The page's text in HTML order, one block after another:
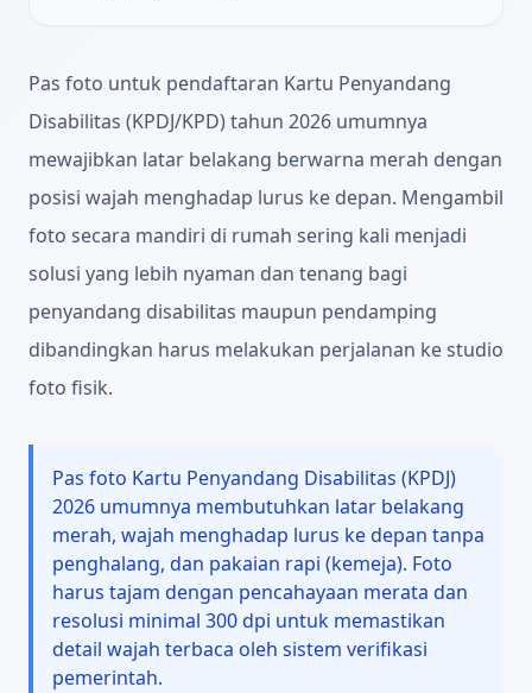
Pas foto untuk pendaftaran Kartu Penyandang
Disabilitas (KPDJ/KPD) tahun 2026 umumnya
mewajibkan latar belakang berwarna merah dengan
posisi wajah menghadap lurus ke depan. Mengambil
foto secara mandiri di rumah sering kali menjadi
solusi yang lebih nyaman dan tenang bagi
penyandang disabilitas maupun pendamping
dibandingkan harus melakukan perjalanan ke studio
foto fisik.
Pas foto Kartu Penyandang Disabilitas (KPDJ)
2026 umumnya membutuhkan latar belakang
merah, wajah menghadap lurus ke depan tanpa
penghalang, dan pakaian rapi (kemeja). Foto
harus tajam dengan pencahayaan merata dan
resolusi minimal 300 dpi untuk memastikan
detail wajah terbaca oleh sistem verifikasi
pemerintah.